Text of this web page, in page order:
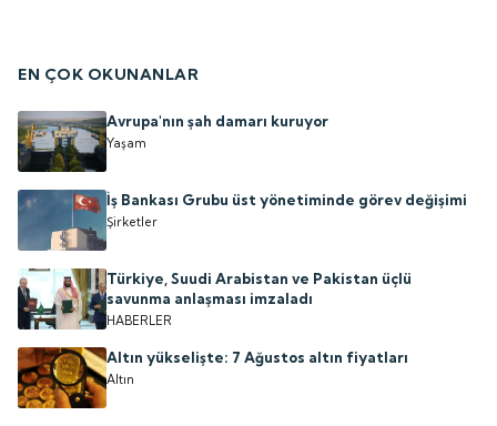
EN ÇOK OKUNANLAR
Avrupa'nın şah damarı kuruyor
Yaşam
İş Bankası Grubu üst yönetiminde görev değişimi
Şirketler
Türkiye, Suudi Arabistan ve Pakistan üçlü
savunma anlaşması imzaladı
HABERLER
Altın yükselişte: 7 Ağustos altın fiyatları
Altın